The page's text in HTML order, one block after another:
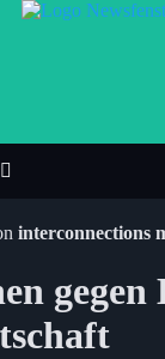
interconnections